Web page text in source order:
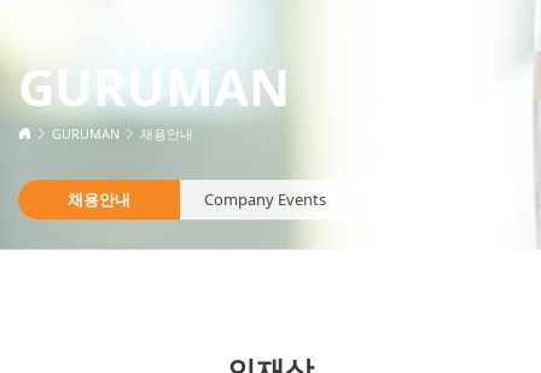
GURUMAN
GURUMAN 채용안내
채용안내 Company Events